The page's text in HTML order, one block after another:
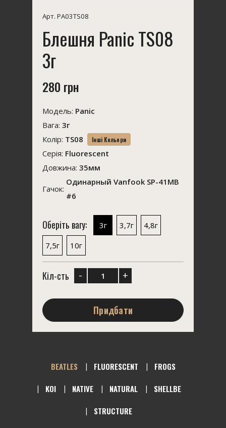
Арт. PA03TS08
Блешня Panic TS08
3г
280 грн
Модель: Panic
Вага: 3г
Колір: TS08 Інші Кольори
Серія: Fluorescent
Довжина: 35мм
Гачок:
Одинарный Vanfook SP-41MB
#6
Оберіть вагу: 3г 3,7г
4,8г
7,5г
10г
Кіл-сть - +
Придбати
BEATLES FLUORESCENT
FROGS
KOI
NATIVE NATURAL
SHELLBE
STRUCTURE